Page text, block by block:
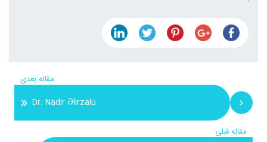
مقاله بعدی
Dr. Nadir Əlirzalu
مقاله قبلی